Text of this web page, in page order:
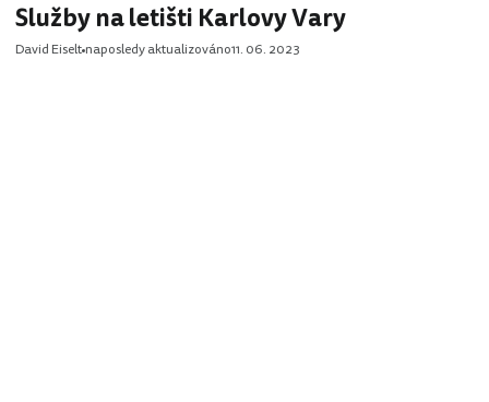
Služby na letišti Karlovy Vary
David Eiselt naposledy aktualizováno11. 06. 2023